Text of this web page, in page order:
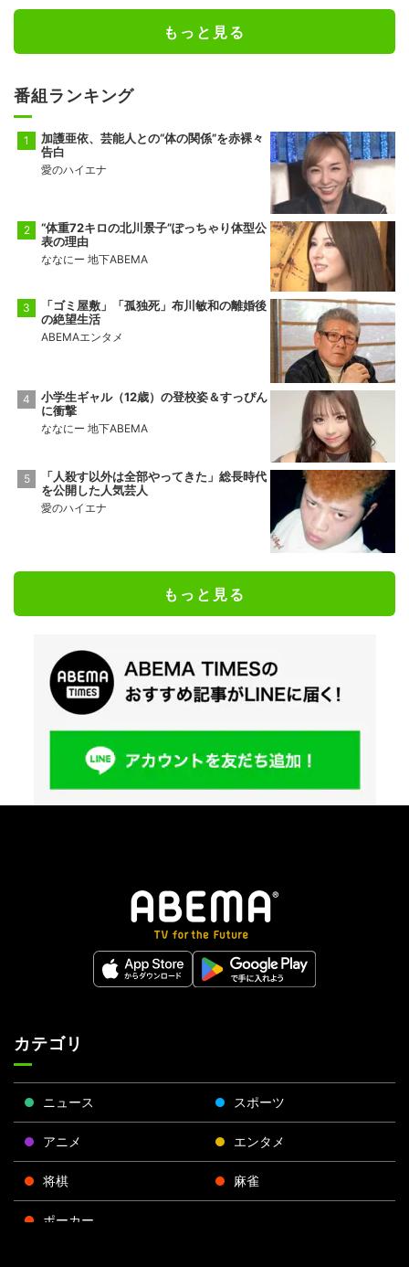
もっと見る
番組ランキング
加護亜依、芸能人との“体の関係”を赤裸々
告白
愛のハイエナ
“体重72キロの北川景子”ぽっちゃり体型公
表の理由
ななにー 地下ABEMA
「ゴミ屋敷」「孤独死」布川敏和の離婚後
の絶望生活
ABEMAエンタメ
小学生ギャル（12歳）の登校姿＆すっぴん
に衝撃
ななにー 地下ABEMA
「人殺す以外は全部やってきた」総長時代
を公開した人気芸人
愛のハイエナ
もっと見る
カテゴリ
ニュース スポーツ
アニメ エンタメ
将棋 麻雀
ポーカー